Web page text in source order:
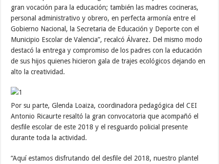
gran vocación para la educación; también las madres cocineras,
personal administrativo y obrero, en perfecta armonía entre el
Gobierno Nacional, la Secretaria de Educación y Deporte con el
Municipio Escolar de Valencia”, recalcó Álvarez. Del mismo modo
destacó la entrega y compromiso de los padres con la educación
de sus hijos quienes hicieron gala de trajes ecológicos dejando en
alto la creatividad.
Por su parte, Glenda Loaiza, coordinadora pedagógica del CEI
Antonio Ricaurte resaltó la gran convocatoria que acompañó el
desfile escolar de este 2018 y el resguardo policial presente
durante toda la actividad.
“Aquí estamos disfrutando del desfile del 2018, nuestro plantel